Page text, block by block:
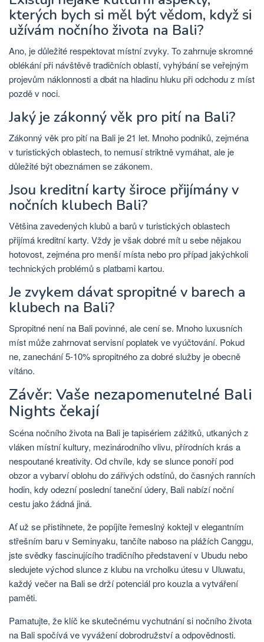
kterých bych si měl být vědom, když si
užívám nočního života na Bali?
Ano, je důležité respektovat místní zvyky. To zahrnuje skromné ​​
oblékání při návštěvě tradičních oblastí, vyhýbání se veřejným
projevům náklonnosti a dbát na hladinu hluku při odchodu z míst
pozdě v noci.
Jaký je zákonný věk pro pití na Bali?
Zákonný věk pro pití na Bali je 21 let. Mnoho podniků, zejména
v turistických oblastech, to nemusí striktně vymáhat, ale je
důležité být obeznámen se zákonem.
Jsou kreditní karty široce přijímány v
nočních klubech Bali?
Většina zavedených klubů a barů v turistických oblastech
přijímá kreditní karty. Vždy je však dobré mít u sebe nějakou
hotovost, zejména pro menší místa nebo pro případ jakýchkoli
technických problémů s platbami kartou.
Je zvykem dávat spropitné v barech a
klubech na Bali?
Spropitné není na Bali povinné, ale cení se. Mnoho luxusních
míst může zahrnovat servisní poplatek ve vyúčtování. Pokud
ne, zanechání 5-10% spropitného za dobré služby je obecně
vítáno.
Závěr: Vaše nezapomenutelné Bali
Nights čekají
Scéna nočního života na Bali je tapisériem zážitků, utkaných z
vláken místní kultury, mezinárodního vlivu, přírodních krás a
nespoutané kreativity. Od chvíle, kdy se slunce ponoří pod
obzor a vybarví oblohu do zářivých odstínů, do časných ranních
hodin, kdy odezní poslední taneční údery, Bali nabízí noční
cestu jako žádná jiná.
Ať už se přistihnete, že popíjíte řemeslný koktejl v elegantním
střešním baru v Seminyaku, tančíte naboso na plážích Canggu,
jste svědky fascinujícího tradičního představení v Ubudu nebo
sledujete východ slunce z klubu na vrcholku útesu v Uluwatu,
každý večer na Bali se drží potenciál pro kouzla a vytváření
paměti.
Pamatujte, že klíč ke skutečnému vychutnání si nočního života
na Bali spočívá ve vyvážení dobrodružství a odpovědnosti.